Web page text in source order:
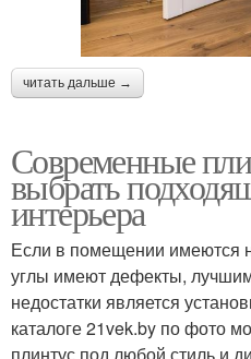
читать дальше →
Современные
выбрать
интерьера
Если в помещении имеются
углы имеют дефекты,
недостатки является
каталоге 21vek.by по фото
плинтус под любой стиль и